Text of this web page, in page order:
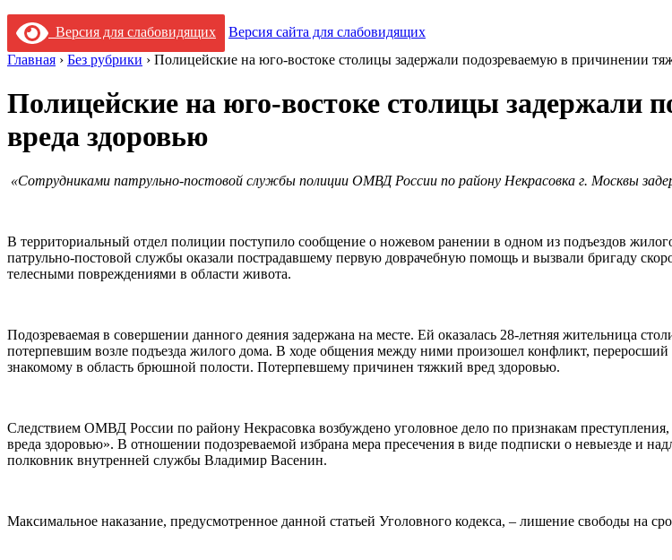
Версия для слабовидящих
Версия сайта для слабовидящих
Главная › Без рубрики › Полицейские на юго-востоке столицы задержали подозреваемую в причинении
Полицейские на юго-востоке столицы задержали
вреда здоровью
«Сотрудниками патрульно-постовой службы полиции ОМВД России по району Некрасовка г. Москвы
В территориальный отдел полиции поступило сообщение о ножевом ранении в одном из подъездов
патрульно-постовой службы оказали пострадавшему первую доврачебную помощь и вызвали бригаду
телесными повреждениями в области живота.
Подозреваемая в совершении данного деяния задержана на месте. Ей оказалась 28-летняя жительница
потерпевшим возле подъезда жилого дома. В ходе общения между ними произошел конфликт,
знакомому в область брюшной полости. Потерпевшему причинен тяжкий вред здоровью.
Следствием ОМВД России по району Некрасовка возбуждено уголовное дело по признакам
вреда здоровью». В отношении подозреваемой избрана мера пресечения в виде подписки о невыезде
полковник внутренней службы Владимир Васенин.
Максимальное наказание, предусмотренное данной статьей Уголовного кодекса, – лишение свободы на